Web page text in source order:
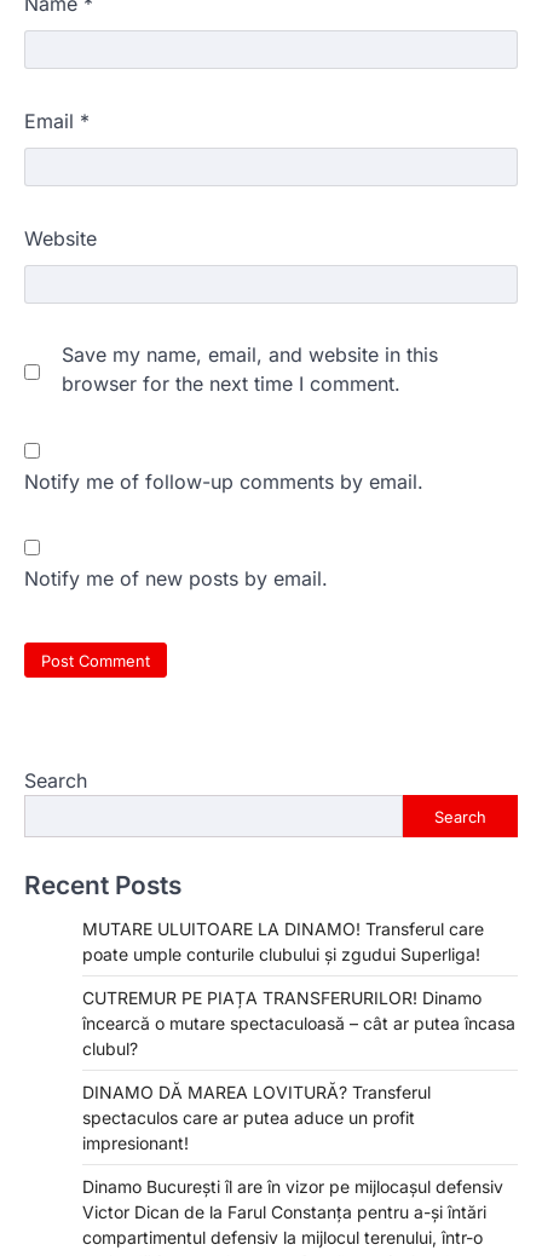
Email *
Website
Save my name, email, and website in this
browser for the next time I comment.
Notify me of follow-up comments by email.
Notify me of new posts by email.
Search
Search
Recent Posts
MUTARE ULUITOARE LA DINAMO! Transferul care
poate umple conturile clubului și zgudui Superliga!
CUTREMUR PE PIAȚA TRANSFERURILOR! Dinamo
încearcă o mutare spectaculoasă – cât ar putea încasa
clubul?
DINAMO DĂ MAREA LOVITURĂ? Transferul
spectaculos care ar putea aduce un profit
impresionant!
Dinamo București îl are în vizor pe mijlocașul defensiv
Victor Dican de la Farul Constanța pentru a-și întări
compartimentul defensiv la mijlocul terenului, într-o